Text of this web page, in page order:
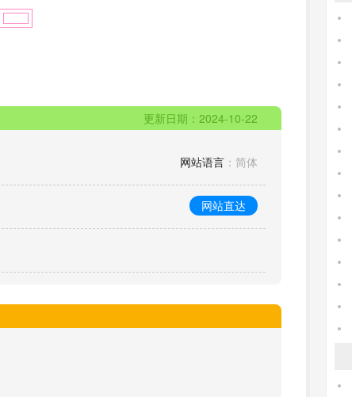
更新日期：2024-10-22
网站语言 ：简体
网站直达